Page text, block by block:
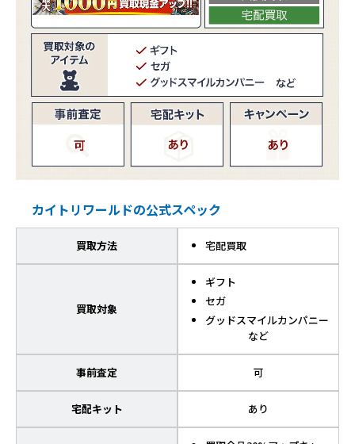
カイトリワールドの公式スペック
買取方法 宅配買取
買取対象
ギフト
セガ
グッドスマイルカンパニー
など
事前査定 可
宅配キット あり